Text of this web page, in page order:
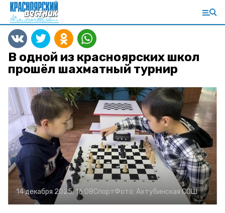
В одной из красноярских школ
прошёл шахматный турнир
14 декабря 2025, 16:08СпортФото: Ахтубинская СОШ